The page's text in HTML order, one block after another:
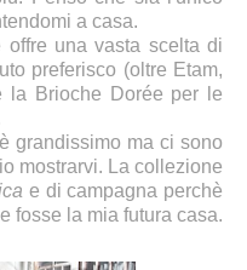
a casa.
offre una vasta scelta di
preferisco (oltre Etam,
la
Brioche Dorée per le
grandissimo ma ci sono
mostrarvi. La collezione
e di campagna perchè
fosse la mia futura casa.